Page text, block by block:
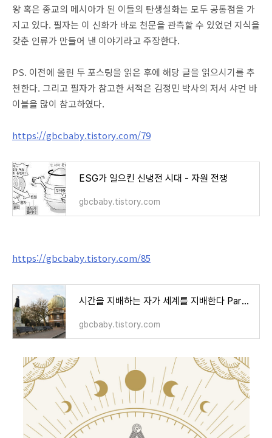
왕 혹은 종교의 메시아가 된 이들의 탄생설화는 모두 공통점을 가
지고 있다. 필자는 이 신화가 바로 천문을 관측할 수 있었던 지식을
갖춘 인류가 만들어 낸 이야기라고 주장한다.
PS. 이전에 올린 두 포스팅을 읽은 후에 해당 글을 읽으시기를 추
천한다. 그리고 필자가 참고한 서적은 김정민 박사의 저서 샤먼 바
이블을 많이 참고하였다.
https://gbcbaby.tistory.com/79
ESG가 일으킨 신냉전 시대 - 자원 전쟁
gbcbaby.tistory.com
https://gbcbaby.tistory.com/85
시간을 지배하는 자가 세계를 지배한다 Part 1. 서양편
gbcbaby.tistory.com